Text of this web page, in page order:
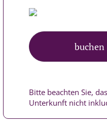
buchen
Bitte beachten Sie,
Unterkunft nicht